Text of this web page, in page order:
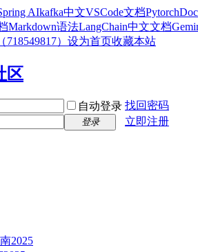
AIkafka中文VSCode文档Pytorch
Markdown语法LangChain中文文档
） 设为首页收藏本站
自动登录 找回密码
登录 立即注册
2025